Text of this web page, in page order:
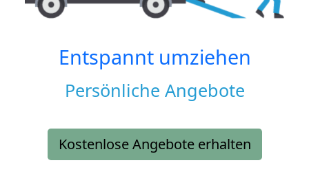
Entspannt umziehen
Persönliche Angebote
Kostenlose Angebote erhalten